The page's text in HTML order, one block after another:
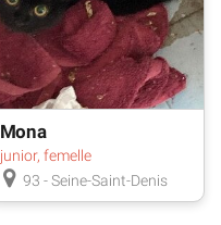
Mona
junior, femelle
93 - Seine-Saint-Denis